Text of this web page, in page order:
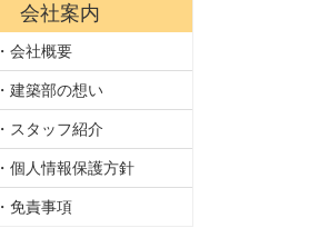
会社案内
・会社概要
・建築部の想い
・スタッフ紹介
・個人情報保護方針
・免責事項